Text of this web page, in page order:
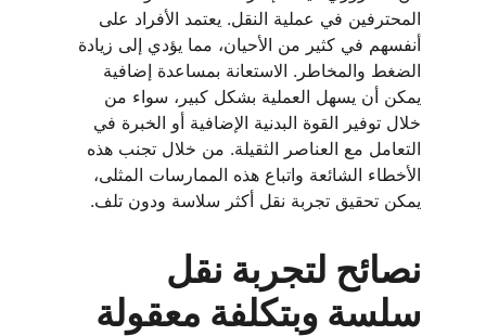
المحترفين في عملية النقل. يعتمد الأفراد على
أنفسهم في كثير من الأحيان، مما يؤدي إلى زيادة
الضغط والمخاطر. الاستعانة بمساعدة إضافية
يمكن أن يسهل العملية بشكل كبير، سواء من
خلال توفير القوة البدنية الإضافية أو الخبرة في
التعامل مع العناصر الثقيلة. من خلال تجنب هذه
الأخطاء الشائعة واتباع هذه الممارسات المثلى،
يمكن تحقيق تجربة نقل أكثر سلاسة ودون تلف.
نصائح لتجربة نقل
سلسة وبتكلفة معقولة